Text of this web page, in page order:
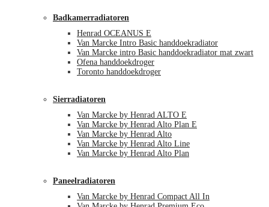
Badkamerradiatoren
Henrad OCEANUS E
Van Marcke Intro Basic handdoekradiator
Van Marcke intro Basic handdoekradiator mat zwart
Ofena handdoekdroger
Toronto handdoekdroger
Sierradiatoren
Van Marcke by Henrad ALTO E
Van Marcke by Henrad Alto Plan E
Van Marcke by Henrad Alto
Van Marcke by Henrad Alto Line
Van Marcke by Henrad Alto Plan
Paneelradiatoren
Van Marcke by Henrad Compact All In